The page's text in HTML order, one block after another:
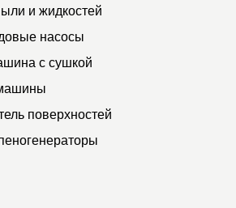
и жидкостей
насосы
с сушкой
поверхностей